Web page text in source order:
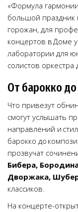
«Формула
большой праздник
горожан, для
концертов в Доме
лаборатории для
солистов оркестра
От барокко до
Что привезут
смогут услышать
направлений и
барокко до
прозвучат
Бибера,
Дворжака,
классиков.
На концерте-